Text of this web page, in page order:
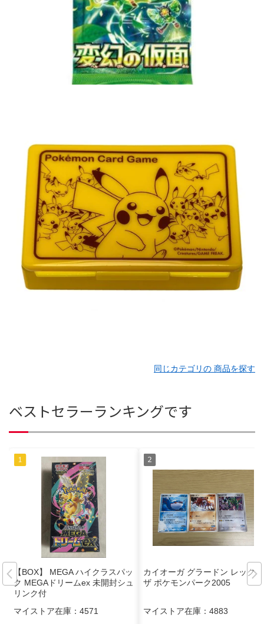
同じカテゴリの 商品を探す
ベストセラーランキングです
【BOX】 MEGA ハイクラスパッ
ク MEGAドリームex 未開封シュ
リンク付
マイストア在庫： 4571
カイオーガ グラードン レックウ
ザ ポケモンパーク2005
マイストア在庫： 4883